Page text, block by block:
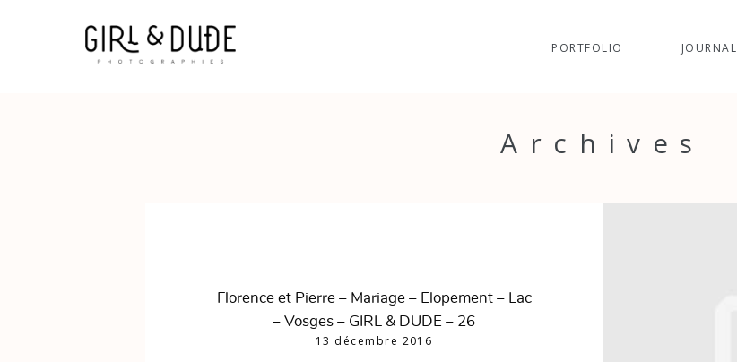
PORTFOLIO JOURNAL
Archives
Florence et Pierre – Mariage – Elopement – Lac
– Vosges – GIRL & DUDE – 26
13 décembre 2016